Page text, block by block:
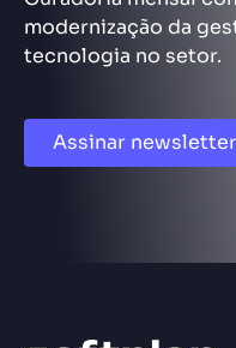
modernização da
tecnologia no setor.
Assinar newsletter